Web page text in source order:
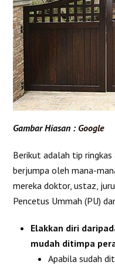
Gambar Hiasan : Google
Berikut adalah tip
berjumpa oleh mana-
mereka doktor, ustaz,
Pencetus Ummah (PU)
Elakkan diri
mudah ditimpa
Apabila sudah